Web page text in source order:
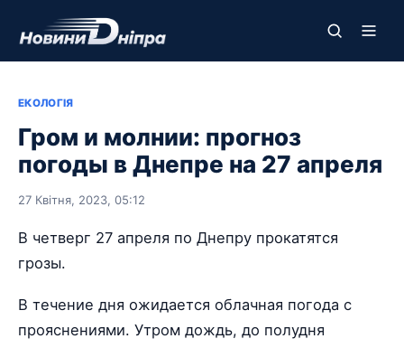
ЕКОЛОГІЯ
Гром и молнии: прогноз
погоды в Днепре на 27 апреля
27 Квітня, 2023, 05:12
В четверг 27 апреля по Днепру прокатятся
грозы.
В течение дня ожидается облачная погода с
прояснениями. Утром дождь, до полудня